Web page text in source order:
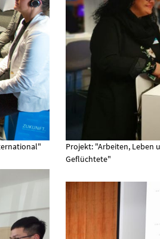
Projekt: "Arbeiten, Leben
Geflüchtete"